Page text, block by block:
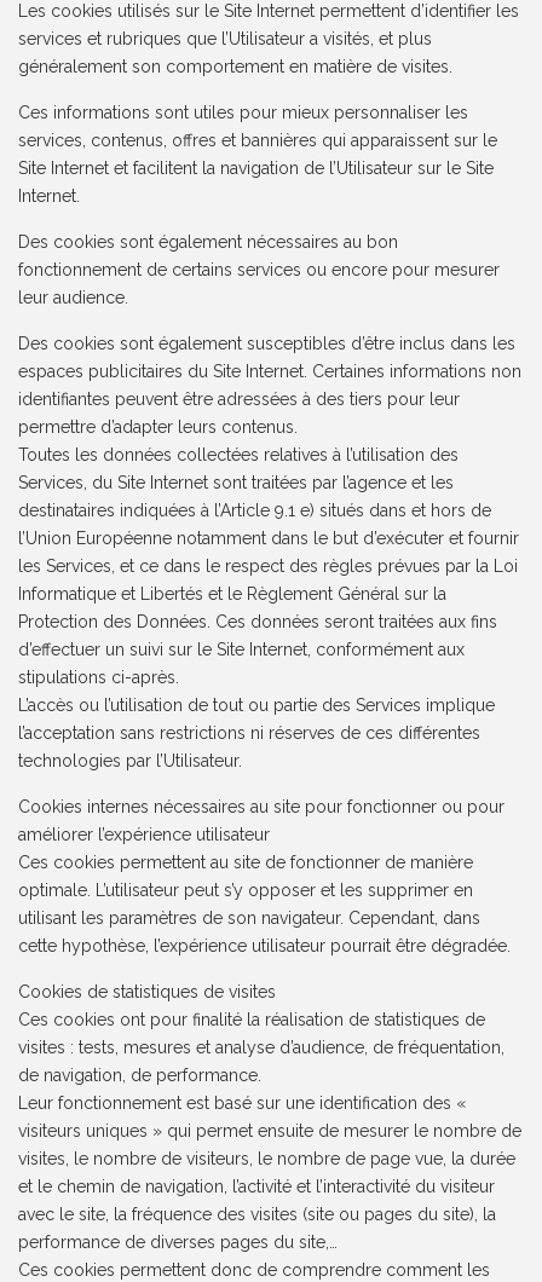
Les cookies utilisés sur le Site Internet permettent d’identifier les
services et rubriques que l’Utilisateur a visités, et plus
généralement son comportement en matière de visites.
Ces informations sont utiles pour mieux personnaliser les
services, contenus, offres et bannières qui apparaissent sur le
Site Internet et facilitent la navigation de l’Utilisateur sur le Site
Internet.
Des cookies sont également nécessaires au bon
fonctionnement de certains services ou encore pour mesurer
leur audience.
Des cookies sont également susceptibles d’être inclus dans les
espaces publicitaires du Site Internet. Certaines informations non
identifiantes peuvent être adressées à des tiers pour leur
permettre d’adapter leurs contenus.
Toutes les données collectées relatives à l’utilisation des
Services, du Site Internet sont traitées par l’agence et les
destinataires indiquées à l’Article 9.1 e) situés dans et hors de
l’Union Européenne notamment dans le but d’exécuter et fournir
les Services, et ce dans le respect des règles prévues par la Loi
Informatique et Libertés et le Règlement Général sur la
Protection des Données. Ces données seront traitées aux fins
d’effectuer un suivi sur le Site Internet, conformément aux
stipulations ci-après.
L’accès ou l’utilisation de tout ou partie des Services implique
l’acceptation sans restrictions ni réserves de ces différentes
technologies par l’Utilisateur.
Cookies internes nécessaires au site pour fonctionner ou pour
améliorer l’expérience utilisateur
Ces cookies permettent au site de fonctionner de manière
optimale. L’utilisateur peut s’y opposer et les supprimer en
utilisant les paramètres de son navigateur. Cependant, dans
cette hypothèse, l’expérience utilisateur pourrait être dégradée.
Cookies de statistiques de visites
Ces cookies ont pour finalité la réalisation de statistiques de
visites : tests, mesures et analyse d’audience, de fréquentation,
de navigation, de performance.
Leur fonctionnement est basé sur une identification des «
visiteurs uniques » qui permet ensuite de mesurer le nombre de
visites, le nombre de visiteurs, le nombre de page vue, la durée
et le chemin de navigation, l’activité et l’interactivité du visiteur
avec le site, la fréquence des visites (site ou pages du site), la
performance de diverses pages du site,…
Ces cookies permettent donc de comprendre comment les